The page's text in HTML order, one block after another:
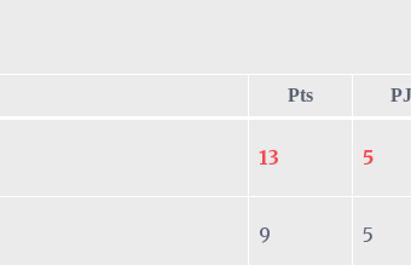
Pts PJ
13 5
9 5